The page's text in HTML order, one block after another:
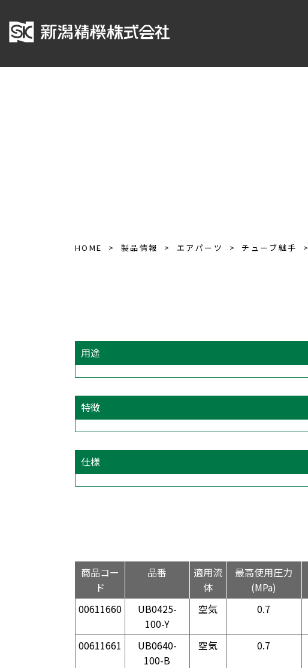
HOME 製品情報 エアパーツ チューブ継手
用途
特徴
仕様
商品コー
ド
品番
適用流
体
最高使用圧力
(MPa)
00611660
UB0425-
100-Y
空気 0.7
00611661
UB0640-
100-B
空気 0.7